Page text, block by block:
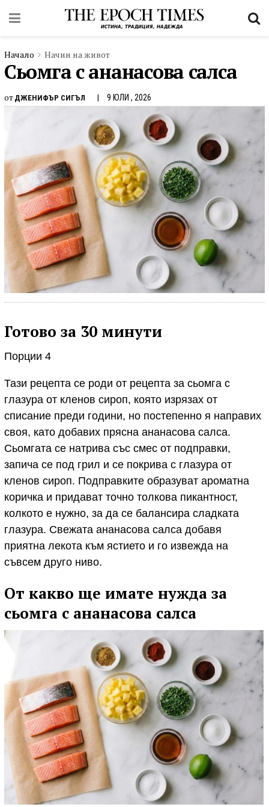
Начало Начин на живот
Сьомга с ананасова салса
от ДЖЕНИФЪР СИГЪЛ 9 ЮЛИ , 2026
Готово за 30 минути
Порции 4
Тази рецепта се роди от рецепта за сьомга с
глазура от кленов сироп, която изрязах от
списание преди години, но постепенно я направих
своя, като добавих прясна ананасова салса.
Сьомгата се натрива със смес от подправки,
запича се под грил и се покрива с глазура от
кленов сироп. Подправките образуват ароматна
коричка и придават точно толкова пикантност,
колкото е нужно, за да се балансира сладката
глазура. Свежата ананасова салса добавя
приятна лекота към ястието и го извежда на
съвсем друго ниво.
От какво ще имате нужда за
сьомга с ананасова салса